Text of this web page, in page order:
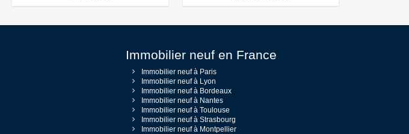
Immobilier neuf en France
Immobilier neuf à Paris
Immobilier neuf à Lyon
Immobilier neuf à Bordeaux
Immobilier neuf à Nantes
Immobilier neuf à Toulouse
Immobilier neuf à Strasbourg
Immobilier neuf à Montpellier